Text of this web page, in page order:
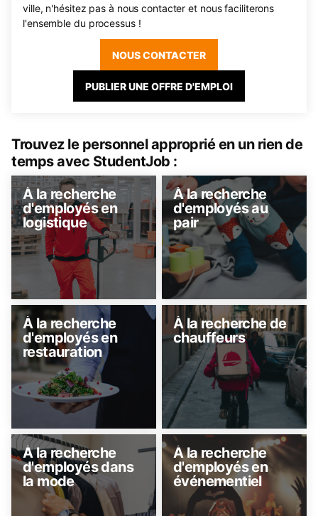
ville, n'hésitez pas à nous contacter et nous faciliterons
l'ensemble du processus !
NOUS CONTACTER
PUBLIER UNE OFFRE D'EMPLOI
Trouvez le personnel approprié en un rien de
temps avec StudentJob :
À la recherche
d'employés en
logistique
À la recherche
d'employés au
pair
À la recherche
d'employés en
restauration
À la recherche de
chauffeurs
À la recherche
d'employés dans
la mode
À la recherche
d'employés en
événementiel